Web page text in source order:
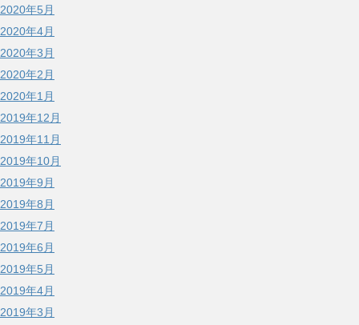
2020年5月
2020年4月
2020年3月
2020年2月
2020年1月
2019年12月
2019年11月
2019年10月
2019年9月
2019年8月
2019年7月
2019年6月
2019年5月
2019年4月
2019年3月